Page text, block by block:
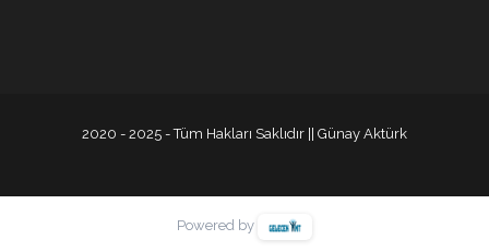
2020 - 2025 - Tüm Hakları Saklıdır || Günay Aktürk
Powered by